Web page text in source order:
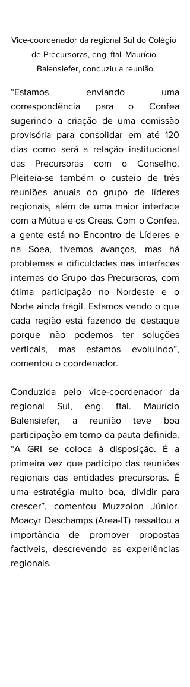
Vice-coordenador da regional Sul do Colégio
de Precursoras, eng. ftal. Maurício
Balensiefer, conduziu a reunião
“Estamos enviando uma
correspondência para o Confea
sugerindo a criação de uma comissão
provisória para consolidar em até 120
dias como será a relação institucional
das Precursoras com o Conselho.
Pleiteia-se também o custeio de três
reuniões anuais do grupo de líderes
regionais, além de uma maior interface
com a Mútua e os Creas. Com o Confea,
a gente está no Encontro de Líderes e
na Soea, tivemos avanços, mas há
problemas e dificuldades nas interfaces
internas do Grupo das Precursoras, com
ótima participação no Nordeste e o
Norte ainda frágil. Estamos vendo o que
cada região está fazendo de destaque
porque não podemos ter soluções
verticais, mas estamos evoluindo”,
comentou o coordenador.
Conduzida pelo vice-coordenador da
regional Sul, eng. ftal. Maurício
Balensiefer, a reunião teve boa
participação em torno da pauta definida.
“A GRI se coloca à disposição. É a
primeira vez que participo das reuniões
regionais das entidades precursoras. É
uma estratégia muito boa, dividir para
crescer”, comentou Muzzolon Júnior.
Moacyr Deschamps (Area-IT) ressaltou a
importância de promover propostas
factíveis, descrevendo as experiências
regionais.